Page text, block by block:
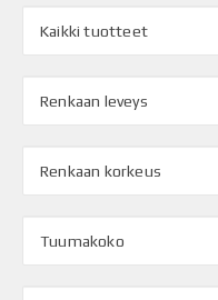
Kaikki tuotteet
Renkaan leveys
Renkaan korkeus
Tuumakoko